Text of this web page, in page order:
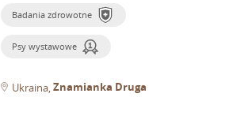
Badania zdrowotne
Psy wystawowe
Ukraina Znamianka Druga